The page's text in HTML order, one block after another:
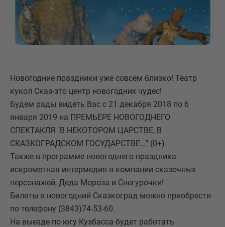
Новогодние праздники уже совсем близко! Театр
кукол Сказ-это центр новогодних чудес!
Будем рады видеть Вас с 21 декабря 2018 по 6
января 2019 на ПРЕМЬЕРЕ НОВОГОДНЕГО
СПЕКТАКЛЯ "В НЕКОТОРОМ ЦАРСТВЕ, В
СКАЗКОГРАДСКОМ ГОСУДАРСТВЕ..." (0+).
Также в программе новогоднего праздника
искрометная интермедия в компании сказочных
персонажей, Деда Мороза и Снегурочки!
Билеты в новогодний Сказкоград можно приобрести
по телефону (3843)74-53-60.
На выезде по югу Кузбасса будет работать